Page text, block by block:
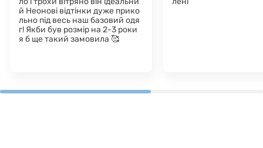
й Неонові відтінки дуже прико
льно під весь наш базовий одя
г! Якби був розмір на 2-3 роки
я б ще такий замовила 🥰